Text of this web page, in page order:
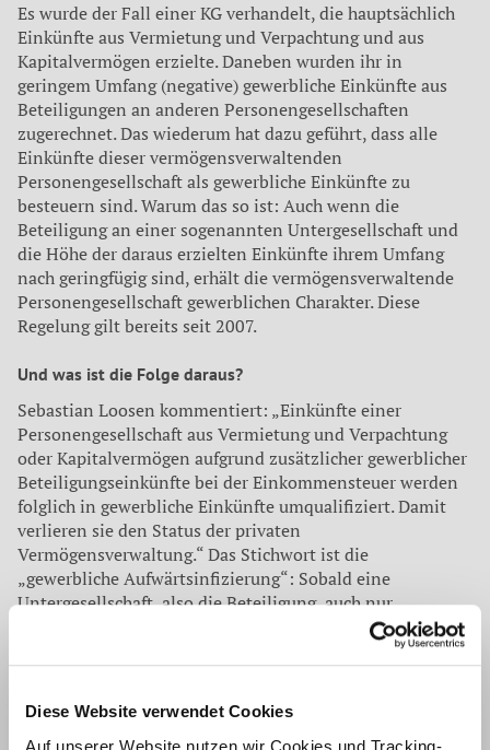
Diese Website verwendet Cookies
Auf unserer Website nutzen wir Cookies und Tracking-
Es wurde der Fall einer KG verhandelt, die hauptsächlich
Einkünfte aus Vermietung und Verpachtung und aus
Kapitalvermögen erzielte. Daneben wurden ihr in
geringem Umfang (negative) gewerbliche Einkünfte aus
Beteiligungen an anderen Personengesellschaften
zugerechnet. Das wiederum hat dazu geführt, dass alle
Einkünfte dieser vermögensverwaltenden
Personengesellschaft als gewerbliche Einkünfte zu
besteuern sind. Warum das so ist: Auch wenn die
Beteiligung an einer sogenannten Untergesellschaft und
die Höhe der daraus erzielten Einkünfte ihrem Umfang
nach geringfügig sind, erhält die vermögensverwaltende
Personengesellschaft gewerblichen Charakter. Diese
Regelung gilt bereits seit 2007.
Und was ist die Folge daraus?
Sebastian Loosen kommentiert: „Einkünfte einer
Personengesellschaft aus Vermietung und Verpachtung
oder Kapitalvermögen aufgrund zusätzlicher gewerblicher
Beteiligungseinkünfte bei der Einkommensteuer werden
folglich in gewerbliche Einkünfte umqualifiziert. Damit
verlieren sie den Status der privaten
Vermögensverwaltung.“ Das Stichwort ist die
„gewerbliche Aufwärtsinfizierung“: Sobald eine
Untergesellschaft, also die Beteiligung, auch nur
uneingeschränkt gewerbliche Einkünfte und verliert
dadurch ihren Status als nicht-gewerbliche